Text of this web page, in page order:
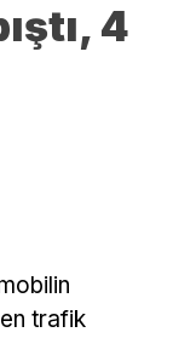
4
trafik